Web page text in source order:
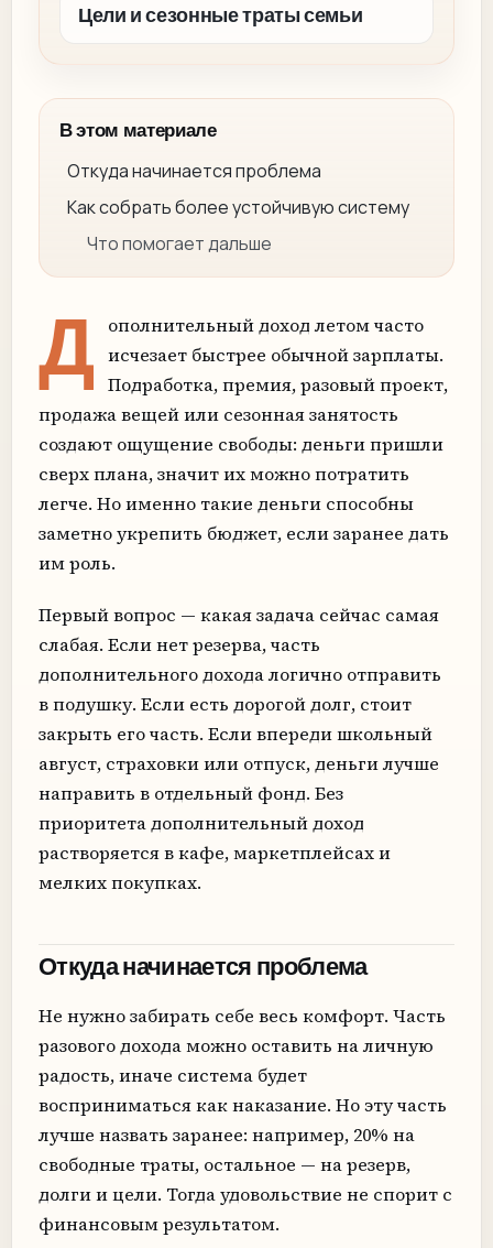
Цели и сезонные траты семьи
В этом материале
Откуда начинается проблема
Как собрать более устойчивую систему
Что помогает дальше
Д
ополнительный доход летом часто
исчезает быстрее обычной зарплаты.
Подработка, премия, разовый проект,
продажа вещей или сезонная занятость
создают ощущение свободы: деньги пришли
сверх плана, значит их можно потратить
легче. Но именно такие деньги способны
заметно укрепить бюджет, если заранее дать
им роль.
Первый вопрос — какая задача сейчас самая
слабая. Если нет резерва, часть
дополнительного дохода логично отправить
в подушку. Если есть дорогой долг, стоит
закрыть его часть. Если впереди школьный
август, страховки или отпуск, деньги лучше
направить в отдельный фонд. Без
приоритета дополнительный доход
растворяется в кафе, маркетплейсах и
мелких покупках.
Откуда начинается проблема
Не нужно забирать себе весь комфорт. Часть
разового дохода можно оставить на личную
радость, иначе система будет
восприниматься как наказание. Но эту часть
лучше назвать заранее: например, 20% на
свободные траты, остальное — на резерв,
долги и цели. Тогда удовольствие не спорит с
финансовым результатом.